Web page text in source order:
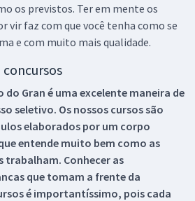
os previstos. Ter em mente os
vir faz com que você tenha como se
e com muito mais qualidade.
Gran é uma excelente maneira de
seletivo. Os nossos cursos são
elaborados por um corpo
entende muito bem como as
trabalham. Conhecer as
que tomam a frente da
é importantíssimo, pois cada